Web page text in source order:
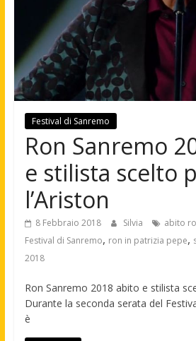
Festival di Sanremo
Ron Sanremo
e stilista scelto
l’Ariston
8 Febbraio 2018 Silvia abito
Festival di Sanremo, ron in patrizia pepe,
2018
Ron Sanremo 2018 abito e stilista
Durante la seconda serata del
è